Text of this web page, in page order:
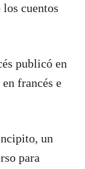
cuentos
publicó en
francés e
un
para